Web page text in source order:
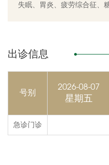
失眠、胃炎、疲劳综合征、
出诊信息
号别
2026-08-07
星期五
急诊门诊